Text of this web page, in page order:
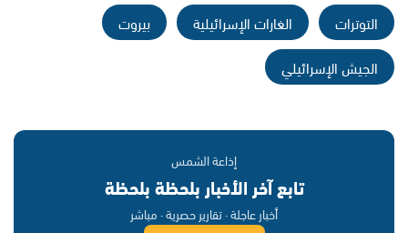
التوترات
الغارات الإسرائيلية
بيروت
الجيش الإسرائيلي
إذاعة الشمس
تابع آخر الأخبار بلحظة بلحظة
أخبار عاجلة · تقارير حصرية · مباشر